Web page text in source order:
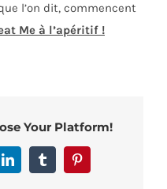
l’on dit, commencent
Me à l’apéritif !
Your Platform!
LinkedInTumblr